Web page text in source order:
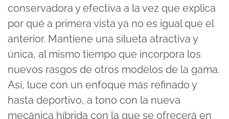
conservadora y efectiva a la vez que explica
por qué a primera vista ya no es igual que el
anterior. Mantiene una silueta atractiva y
única, al mismo tiempo que incorpora los
nuevos rasgos de otros modelos de la gama.
Así, luce con un enfoque más refinado y
hasta deportivo, a tono con la nueva
mecánica híbrida con la que se ofrecerá en